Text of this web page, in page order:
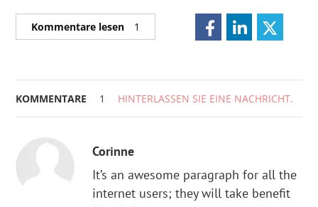
Kommentare lesen 1
KOMMENTARE 1 HINTERLASSEN SIE EINE NACHRICHT.
Corinne
It’s an awesome paragraph for all the
internet users; they will take benefit